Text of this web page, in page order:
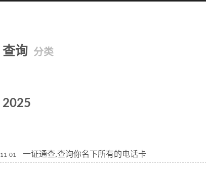
查询 分类
2025
11-01 一证通查,查询你名下所有的电话卡